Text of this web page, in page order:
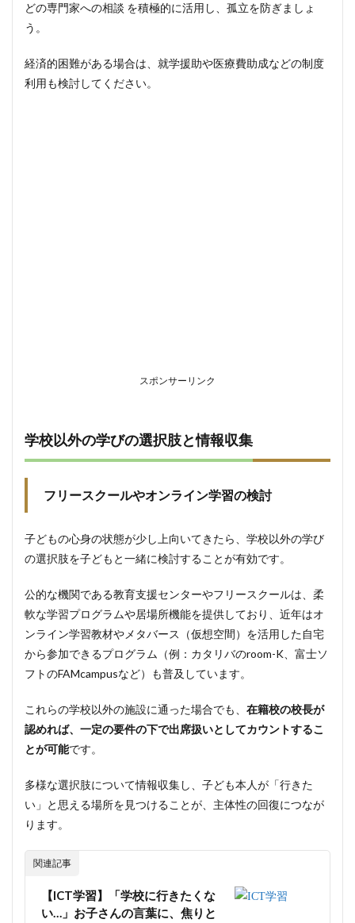
どの専門家への相談 を積極的に活用し、孤立を防ぎましょ
う。
経済的困難がある場合は、就学援助や医療費助成などの制度
利用も検討してください。
スポンサーリンク
学校以外の学びの選択肢と情報収集
フリースクールやオンライン学習の検討
子どもの心身の状態が少し上向いてきたら、学校以外の学び
の選択肢を子どもと一緒に検討することが有効です。
公的な機関である教育支援センターやフリースクールは、柔
軟な学習プログラムや居場所機能を提供しており、近年はオ
ンライン学習教材やメタバース（仮想空間）を活用した自宅
から参加できるプログラム（例：カタリバのroom-K、富士ソ
フトのFAMcampusなど）も普及しています。
これらの学校以外の施設に通った場合でも、 在籍校の校長が
認めれば、一定の要件の下で出席扱いとしてカウントするこ
とが可能です。
多様な選択肢について情報収集し、子ども本人が「行きた
い」と思える場所を見つけることが、主体性の回復につなが
ります。
関連記事
【ICT学習】「学校に行きたくな
い…」お子さんの言葉に、焦りと